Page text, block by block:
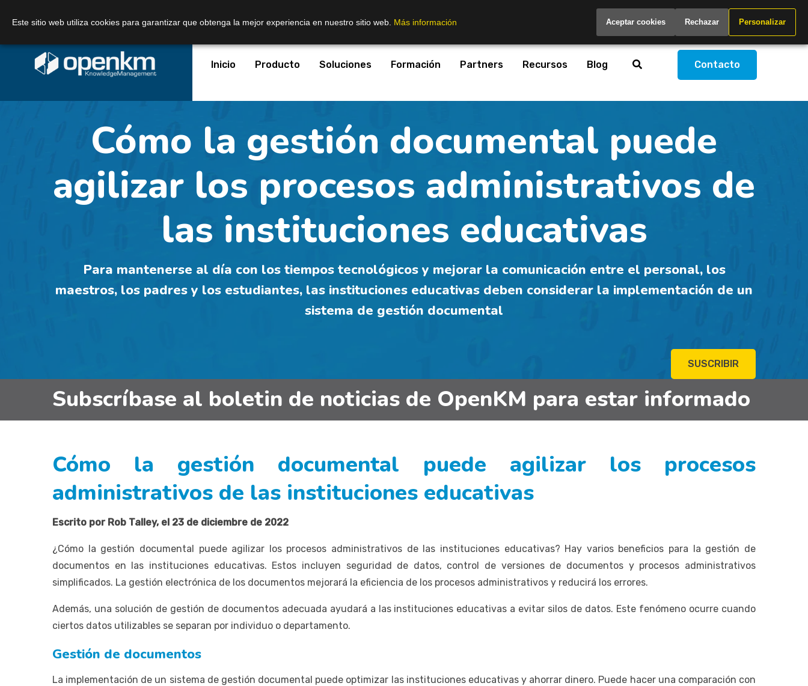
Inicio Producto Soluciones Formación Partners Recursos Blog Contacto
Cómo la gestión documental puede
agilizar los procesos administrativos de
las instituciones educativas
Para mantenerse al día con los tiempos tecnológicos y mejorar la comunicación entre el personal, los
maestros, los padres y los estudiantes, las instituciones educativas deben considerar la implementación de un
sistema de gestión documental
SUSCRIBIR
Subscríbase al boletin de noticias de OpenKM para estar informado
Cómo la gestión documental puede agilizar los procesos
administrativos de las instituciones educativas
Escrito por Rob Talley, el 23 de diciembre de 2022
¿Cómo la gestión documental puede agilizar los procesos administrativos de las instituciones educativas? Hay varios beneficios para la gestión de
documentos en las instituciones educativas. Estos incluyen seguridad de datos, control de versiones de documentos y procesos administrativos
simplificados. La gestión electrónica de los documentos mejorará la eficiencia de los procesos administrativos y reducirá los errores.
Además, una solución de gestión de documentos adecuada ayudará a las instituciones educativas a evitar silos de datos. Este fenómeno ocurre cuando
ciertos datos utilizables se separan por individuo o departamento.
Gestión de documentos
La implementación de un sistema de gestión documental puede optimizar las instituciones educativas y ahorrar dinero. Puede hacer una comparación con
Este sitio web utiliza cookies para garantizar que obtenga la mejor experiencia en nuestro sitio web. Más información Aceptar cookies Rechazar Personalizar